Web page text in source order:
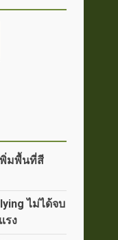
พิ่มพื้นที่สี
ไม่ได้จบ
รง